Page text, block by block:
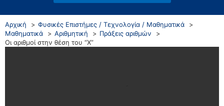
Αρχική
Φυσικές Επιστήμες / Τεχνολογία / Μαθηματικά
Μαθηματικά
Αριθμητική
Πράξεις αριθμών
Οι αριθμοί στην θέση του “Χ”